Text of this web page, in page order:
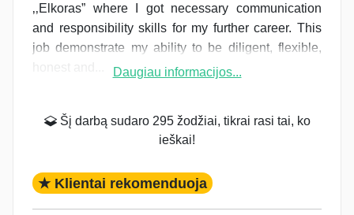
‚‚Elkoras” where I got necessary communication
and responsibility skills for my further career. This
job demonstrate my ability to be diligent, flexible,
Daugiau informacijos...
Šį darbą sudaro 295 žodžiai, tikrai rasi tai, ko
ieškai!
★ Klientai rekomenduoja